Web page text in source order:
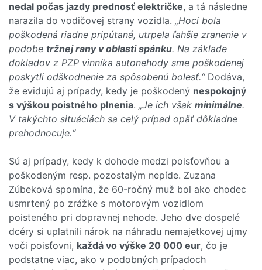
nedal počas jazdy prednosť električke, a tá následne
narazila do vodičovej strany vozidla. „Hoci bola
poškodená riadne pripútaná, utrpela ľahšie zranenie v
podobe tržnej rany v oblasti spánku. Na základe
dokladov z PZP vinníka autonehody sme poškodenej
poskytli odškodnenie za spôsobenú bolesť.“Dodáva,
že evidujú aj prípady, kedy je poškodený nespokojný
s výškou poistného plnenia. „Je ich však minimálne.
V takýchto situáciách sa celý prípad opäť dôkladne
prehodnocuje.“
Sú aj prípady, kedy k dohode medzi poisťovňou a
poškodeným resp. pozostalým nepíde. Zuzana
Zúbeková spomína, že 60-ročný muž bol ako chodec
usmrtený po zrážke s motorovým vozidlom
poisteného pri dopravnej nehode. Jeho dve dospelé
dcéry si uplatnili nárok na náhradu nemajetkovej ujmy
voči poisťovni, každá vo výške 20 000 eur, čo je
podstatne viac, ako v podobných prípadoch